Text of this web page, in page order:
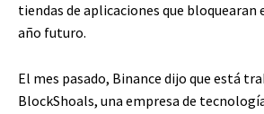
tiendas de aplicaciones que
año futuro.
El mes pasado, Binance dijo que está
BlockShoals, una empresa de